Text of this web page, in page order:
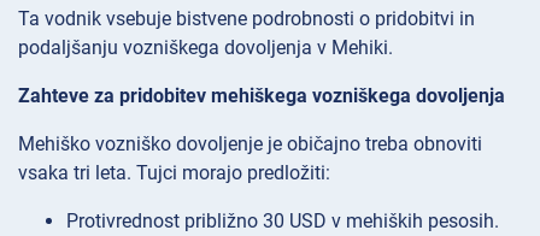
Ta vodnik vsebuje bistvene podrobnosti o pridobitvi in
podaljšanju vozniškega dovoljenja v Mehiki.
Zahteve za pridobitev mehiškega vozniškega dovoljenja
Mehiško vozniško dovoljenje je običajno treba obnoviti
vsaka tri leta. Tujci morajo predložiti:
Protivrednost približno 30 USD v mehiških pesosih.